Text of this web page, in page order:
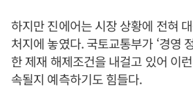
하지만 진에어는 시장 상황에 전혀
처지에 놓였다. 국토교통부가 ‘경영
한 제재 해제조건을 내걸고 있어 이
속될지 예측하기도 힘들다.